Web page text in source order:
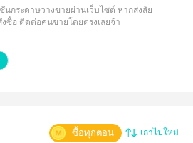
ชันกระดาษวางขายผ่านเว็บไซต์ หากสงสัย
งซื้อ ติดต่อคนขายโดยตรงเลยจ้า
เก่าไปใหม่
ซื้อทุกตอน